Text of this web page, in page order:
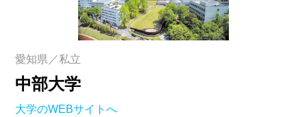
愛知県／私立
中部大学
大学のWEBサイトへ